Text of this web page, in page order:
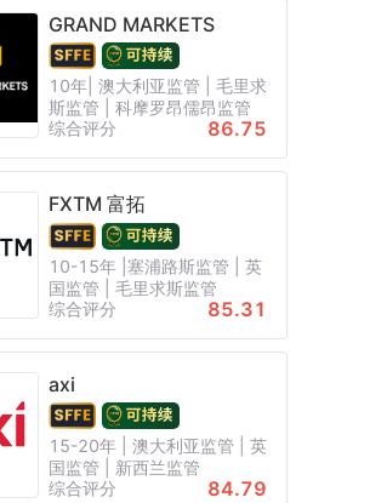
GRAND MARKETS
10年| 澳大利亚监管 | 毛里求
斯监管 | 科摩罗昂儒昂监管
综合评分
86.75
FXTM 富拓
10-15年 |塞浦路斯监管 | 英
国监管 | 毛里求斯监管
综合评分
85.31
axi
15-20年 | 澳大利亚监管 | 英
国监管 | 新西兰监管
综合评分
84.79